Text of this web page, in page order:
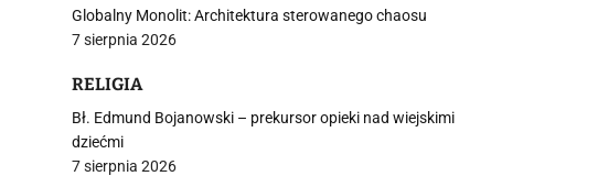
Globalny Monolit: Architektura sterowanego chaosu
7 sierpnia 2026
RELIGIA
Bł. Edmund Bojanowski – prekursor opieki nad wiejskimi
dziećmi
7 sierpnia 2026